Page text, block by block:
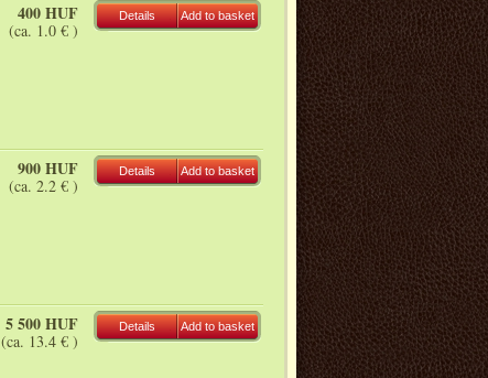
400 HUF
(ca. 1.0 € )
Details Add to basket
900 HUF
(ca. 2.2 € )
Details Add to basket
5 500 HUF
(ca. 13.4 € )
Details Add to basket